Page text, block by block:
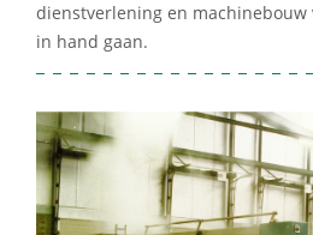
dienstverlening en machinebouw
in hand gaan.